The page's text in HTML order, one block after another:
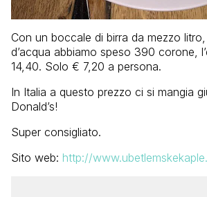
Con un boccale di birra da mezzo
d’acqua abbiamo speso 390 corone,
14,40. Solo € 7,20 a persona.
In Italia a questo prezzo ci si mangia
Donald’s!
Super consigliato.
Sito web: http://